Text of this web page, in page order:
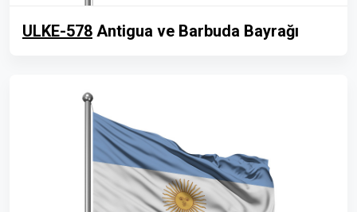
ULKE-578 Antigua ve Barbuda Bayrağı